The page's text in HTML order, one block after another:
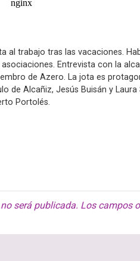
al trabajo tras las vacaciones.
Entrevista con la
de Azero. La jota es
de Alcañiz, Jesús Buisán y Laura
Portolés.
será publicada. Los campos